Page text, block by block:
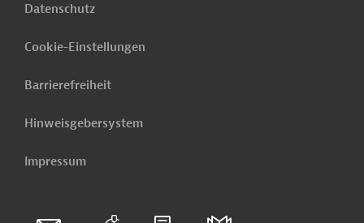
Datenschutz
Cookie-Einstellungen
Barrierefreiheit
Hinweisgebersystem
Impressum